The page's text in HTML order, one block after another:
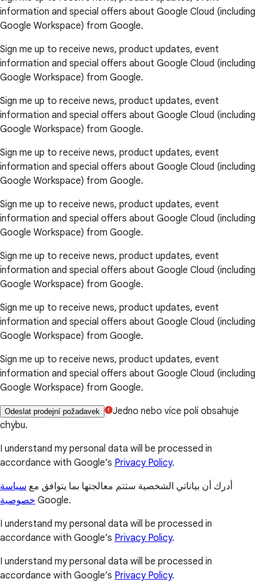
information and special offers about Google Cloud (including
Google Workspace) from Google.
Sign me up to receive news, product updates, event
information and special offers about Google Cloud (including
Google Workspace) from Google.
Sign me up to receive news, product updates, event
information and special offers about Google Cloud (including
Google Workspace) from Google.
Sign me up to receive news, product updates, event
information and special offers about Google Cloud (including
Google Workspace) from Google.
Sign me up to receive news, product updates, event
information and special offers about Google Cloud (including
Google Workspace) from Google.
Sign me up to receive news, product updates, event
information and special offers about Google Cloud (including
Google Workspace) from Google.
Sign me up to receive news, product updates, event
information and special offers about Google Cloud (including
Google Workspace) from Google.
Sign me up to receive news, product updates, event
information and special offers about Google Cloud (including
Google Workspace) from Google.
Odeslat prodejní požadavek
Jedno nebo více polí obsahuje
chybu.
I understand my personal data will be processed in
accordance with Google’s Privacy Policy.
أدرك أن بياناتي الشخصية ستتم معالجتها بما يتوافق مع سياسة
خصوصية Google.
I understand my personal data will be processed in
accordance with Google’s Privacy Policy.
I understand my personal data will be processed in
accordance with Google’s Privacy Policy.